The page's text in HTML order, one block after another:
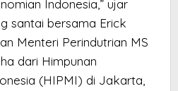
Indonesia,” ujar
santai bersama Erick
Menteri Perindutrian MS
dari Himpunan
(HIPMI) di Jakarta,